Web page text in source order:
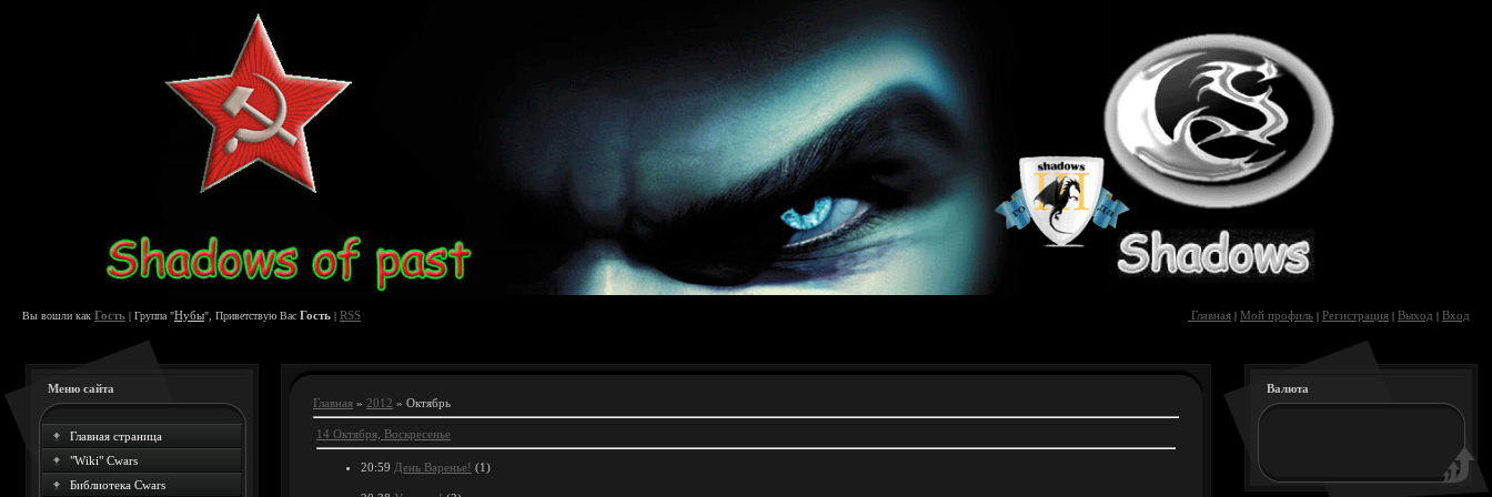
Вы вошли как Гость | Группа "Нубы", Приветствую Вас Гость | RSS Главная | Мой профиль | Регистрация | Выход | Вход
Меню сайта
Главная страница
"Wiki" Cwars
Библиотека Cwars
Главная » 2012 » Октябрь
14 Октября, Воскресенье
20:59 День Варенье! (1)
Валюта